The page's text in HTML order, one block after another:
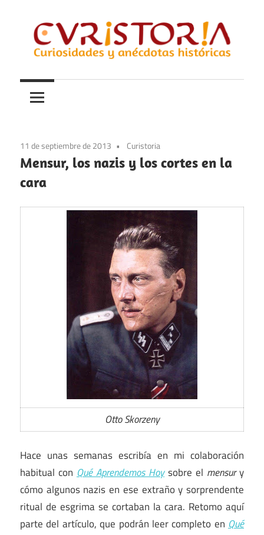
contenido
Curistoria
y
anécdotas
historia
11 de septiembre de 2013 Curistoria
Mensur, los nazis y los cortes en la
cara
Otto Skorzeny
Hace unas semanas escribía en mi colaboración
habitual con Qué Aprendemos Hoysobre el mensury
cómo algunos nazis en ese extraño y sorprendente
ritual de esgrima se cortaban la cara. Retomo aquí
parte del artículo, que podrán leer completo en Qué